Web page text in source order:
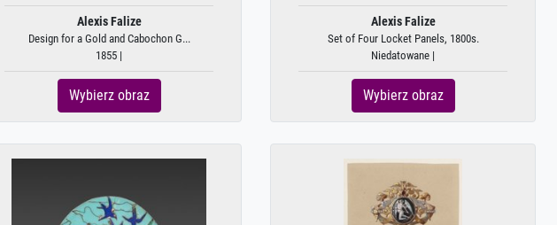
Alexis Falize
Design for a Gold and Cabochon G...
1855 |
Wybierz obraz
Alexis Falize
Set of Four Locket Panels, 1800s.
Niedatowane |
Wybierz obraz